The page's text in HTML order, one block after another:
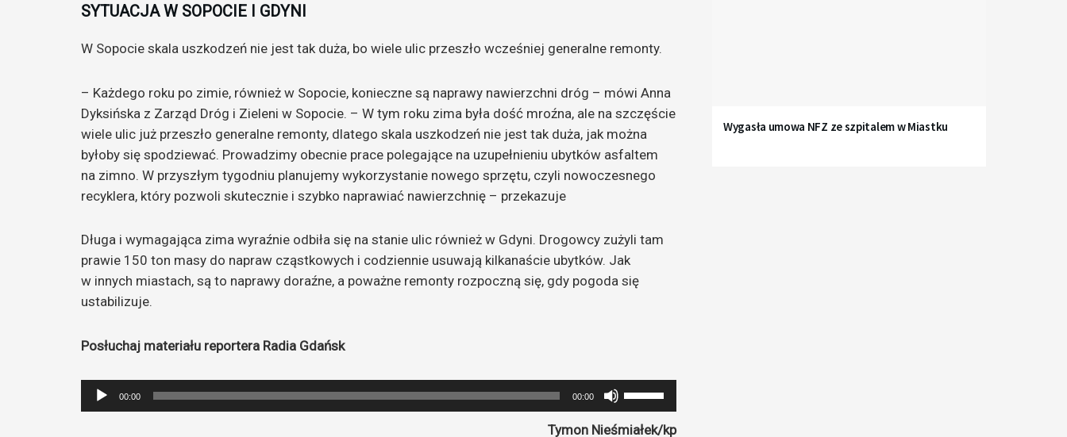
SYTUACJA W SOPOCIE I GDYNI
W Sopocie skala uszkodzeń nie jest tak duża, bo wiele ulic przeszło wcześniej generalne remonty.
– Każdego roku po zimie, również w Sopocie, konieczne są naprawy nawierzchni dróg – mówi Anna
Dyksińska z Zarząd Dróg i Zieleni w Sopocie. – W tym roku zima była dość mroźna, ale na szczęście
wiele ulic już przeszło generalne remonty, dlatego skala uszkodzeń nie jest tak duża, jak można
byłoby się spodziewać. Prowadzimy obecnie prace polegające na uzupełnieniu ubytków asfaltem
na zimno. W przyszłym tygodniu planujemy wykorzystanie nowego sprzętu, czyli nowoczesnego
recyklera, który pozwoli skutecznie i szybko naprawiać nawierzchnię – przekazuje
Długa i wymagająca zima wyraźnie odbiła się na stanie ulic również w Gdyni. Drogowcy zużyli tam
prawie 150 ton masy do napraw cząstkowych i codziennie usuwają kilkanaście ubytków. Jak
w innych miastach, są to naprawy doraźne, a poważne remonty rozpoczną się, gdy pogoda się
ustabilizuje.
Posłuchaj materiału reportera Radia Gdańsk
Odtwarzacz
plików
00:00 00:00
strzałek
do
Tymon Nieśmiałek/kp
Wygasła umowa NFZ ze szpitalem w Miastku